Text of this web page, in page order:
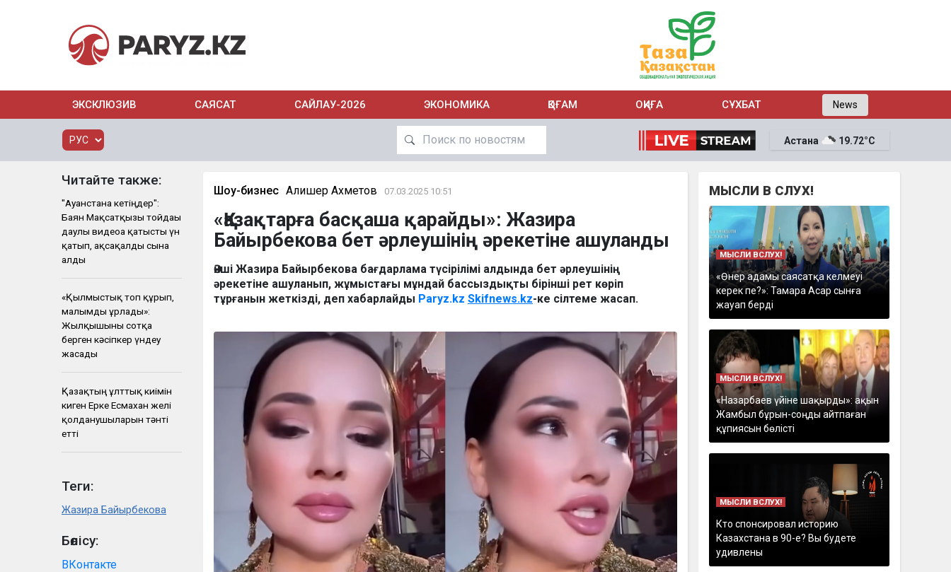
ЭКСКЛЮЗИВ САЯСАТ САЙЛАУ-2026 ЭКОНОМИКА ҚОҒАМ ОҚИҒА СҰХБАТ News
Астана 19.72°C
Читайте также:
"Ауғанстанға кетіңдер":
Баян Мақсатқызы тойдағы
даулы видеоға қатысты үн
қатып, ақсақалды сынға
алды
«Қылмыстық топ құрып,
малымды ұрлады»:
Жылқышыны сотқа
берген кәсіпкер үндеу
жасады
Қазақтың ұлттық киімін
киген Ерке Есмахан желі
қолданушыларын тәнті
етті
Теги:
Жазира Байырбекова
Бөлісу:
ВКонтакте
Шоу-бизнес Алишер Ахметов 07.03.2025 10:51
«Қазақтарға басқаша қарайды»: Жазира
Байырбекова бет әрлеушінің әрекетіне ашуланды
Әнші Жазира Байырбекова бағдарлама түсірілімі алдында бет әрлеушінің
әрекетіне ашуланып, жұмыстағы мұндай бассыздықты бірінші рет көріп
тұрғанын жеткізді, деп хабарлайды Paryz.kz Skifnews.kz-ке сілтеме жасап.
МЫСЛИ В СЛУХ!
МЫСЛИ ВСЛУХ!
«Өнер адамы саясатқа келмеуі
керек пе?»: Тамара Асар сынға
жауап берді
МЫСЛИ ВСЛУХ!
«Назарбаев үйіне шақырды»: ақын
Жамбыл бұрын-соңды айтпаған
құпиясын бөлісті
МЫСЛИ ВСЛУХ!
Кто спонсировал историю
Казахстана в 90-е? Вы будете
удивлены